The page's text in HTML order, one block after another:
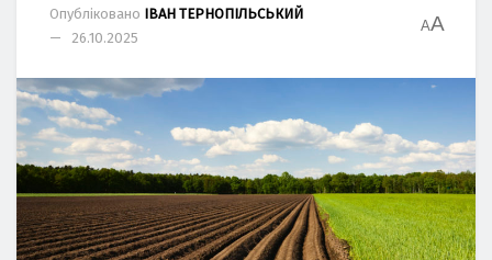
Опубліковано ІВАН ТЕРНОПІЛЬСЬКИЙ
26.10.2025
AA